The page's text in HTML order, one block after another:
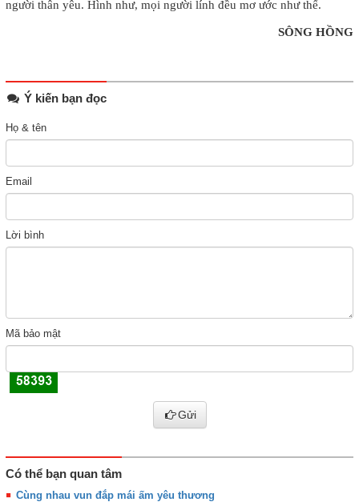
người thân yêu. Hình như, mọi người lính đều mơ ước như thế.
SÔNG HỒNG
Ý kiến bạn đọc
Họ & tên
Email
Lời bình
Mã bảo mật
Gửi
Có thể bạn quan tâm
Cùng nhau vun đắp mái ấm yêu thương